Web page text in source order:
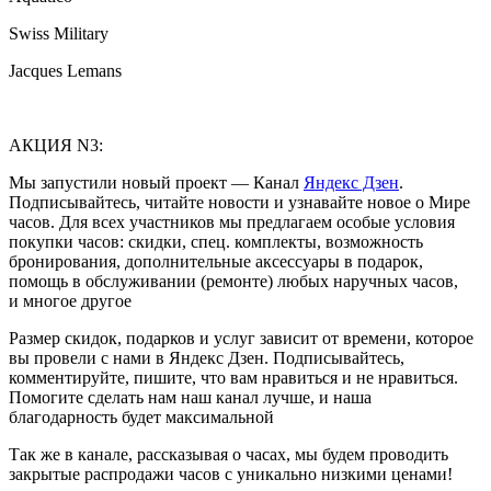
Swiss Military
Jacques Lemans
АКЦИЯ N3:
Мы запустили новый проект — Канал Яндекс Дзен.
Подписывайтесь, читайте новости и узнавайте новое о Мире
часов. Для всех участников мы предлагаем особые условия
покупки часов: скидки, спец. комплекты, возможность
бронирования, дополнительные аксессуары в подарок,
помощь в обслуживании (ремонте) любых наручных часов,
и многое другое
Размер скидок, подарков и услуг зависит от времени, которое
вы провели с нами в Яндекс Дзен. Подписывайтесь,
комментируйте, пишите, что вам нравиться и не нравиться.
Помогите сделать нам наш канал лучше, и наша
благодарность будет максимальной
Так же в канале, рассказывая о часах, мы будем проводить
закрытые распродажи часов с уникально низкими ценами!